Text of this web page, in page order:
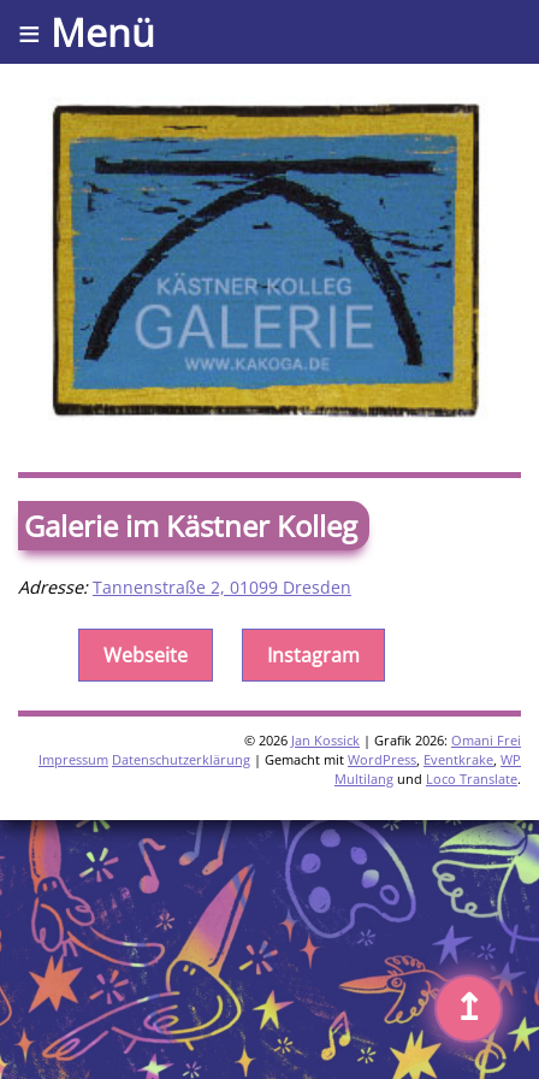
≡ Menü
Galerie im Kästner Kolleg
Adresse: Tannenstraße 2, 01099 Dresden
Webseite Instagram
© 2026 Jan Kossick | Grafik 2026: Omani Frei
Impressum Datenschutzerklärung | Gemacht mit WordPress Eventkrake WP
Multilang und Loco Translate.
↥